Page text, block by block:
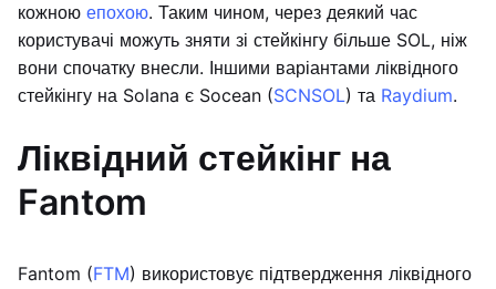
кожною епохою. Таким чином, через деякий час
користувачі можуть зняти зі стейкінгу більше SOL, ніж
вони спочатку внесли. Іншими варіантами ліквідного
стейкінгу на Solana є Socean (SCNSOL) та Raydium.
Ліквідний стейкінг на
Fantom
Fantom (FTM) використовує підтвердження ліквідного